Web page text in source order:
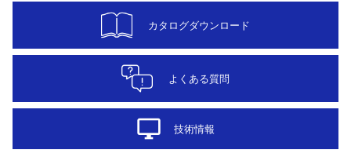
カタログダウンロード
よくある質問
desktop_windows 技術情報